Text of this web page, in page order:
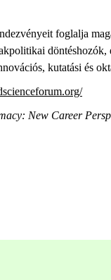
foglalja
kutatási és
New Career